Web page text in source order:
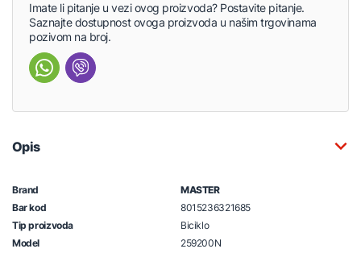
Imate li pitanje u vezi ovog proizvoda? Postavite pitanje.
Saznajte dostupnost ovoga proizvoda u našim trgovinama
pozivom na broj.
Opis
Brand
MASTER
Bar kod
8015236321685
Tip proizvoda
Biciklo
Model
259200N